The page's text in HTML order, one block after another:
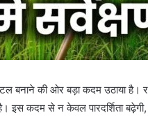
बनाने की ओर बड़ा कदम उठाया
कदम से न केवल पारदर्शिता बढ़ेगी,